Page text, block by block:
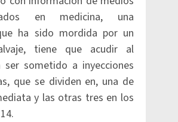
en medicina, una
ha sido mordida por un
tiene que acudir al
ser sometido a inyecciones
que se dividen en, una de
y las otras tres en los